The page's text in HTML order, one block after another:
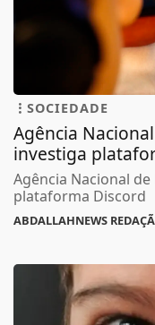
SOCIEDADE
Agência
investiga
Agência Nacional
plataforma Discord
ABDALLAHNEWS